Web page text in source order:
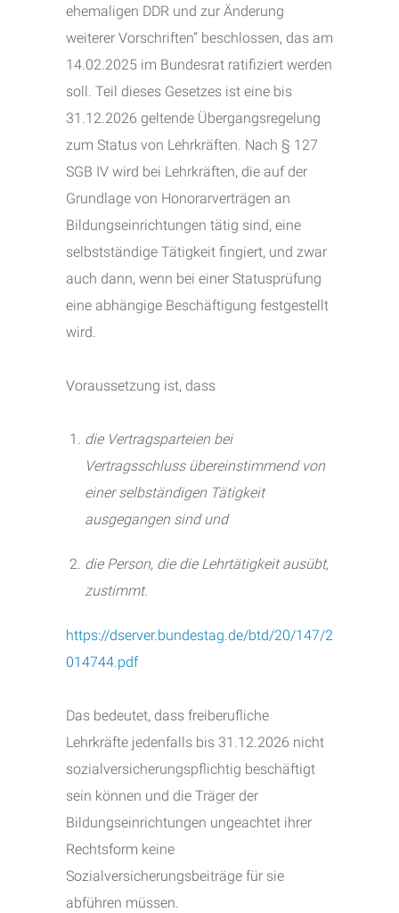
ehemaligen DDR und zur Änderung
weiterer Vorschriften“ beschlossen, das am
14.02.2025 im Bundesrat ratifiziert werden
soll. Teil dieses Gesetzes ist eine bis
31.12.2026 geltende Übergangsregelung
zum Status von Lehrkräften. Nach § 127
SGB IV wird bei Lehrkräften, die auf der
Grundlage von Honorarverträgen an
Bildungseinrichtungen tätig sind, eine
selbstständige Tätigkeit fingiert, und zwar
auch dann, wenn bei einer Statusprüfung
eine abhängige Beschäftigung festgestellt
wird.
Voraussetzung ist, dass
die Vertragsparteien bei
Vertragsschluss übereinstimmend von
einer selbständigen Tätigkeit
ausgegangen sind und
die Person, die die Lehrtätigkeit ausübt,
zustimmt.
https://dserver.bundestag.de/btd/20/147/2
014744.pdf
Das bedeutet, dass freiberufliche
Lehrkräfte jedenfalls bis 31.12.2026 nicht
sozialversicherungspflichtig beschäftigt
sein können und die Träger der
Bildungseinrichtungen ungeachtet ihrer
Rechtsform keine
Sozialversicherungsbeiträge für sie
abführen müssen.